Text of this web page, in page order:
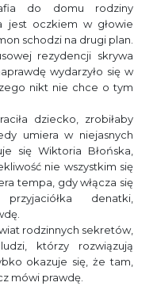
do domu rodziny
jest oczkiem w głowie
schodzi na drugi plan.
rezydencji skrywa
wydarzyło się w
nikt nie chce o tym
dziecko, zrobiłaby
umiera w niejasnych
się Wiktoria Błońska,
nie wszystkim się
tempa, gdy włącza się
denatki,
rodzinnych sekretów,
którzy rozwiązują
okazuje się, że tam,
mówi prawdę.